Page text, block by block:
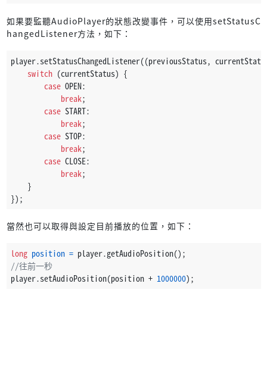
如果要監聽AudioPlayer的狀態改變事件，可以使用setStatusC
hangedListener方法，如下：
player.setStatusChangedListener((previousStatus,
switch (currentStatus) {
case OPEN:
break;
case START:
break;
case STOP:
break;
case CLOSE:
break;
    }
});
當然也可以取得與設定目前播放的位置，如下：
long position = player.getAudioPosition();
//往前一秒
player.setAudioPosition(position + 1000000);